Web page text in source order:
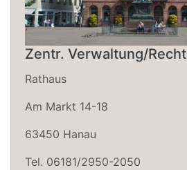
Zentr. Verwaltung/Recht
Rathaus
Am Markt 14-18
63450 Hanau
Tel. 06181/2950-2050